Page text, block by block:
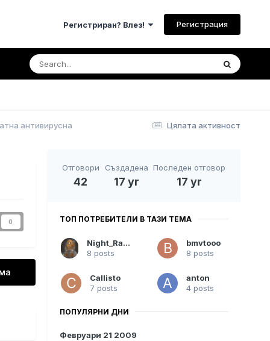
Регистриран? Влез! Регистрация
Цялата активност
антивирусна
0
Отговори
42
Създадена
17 yr
Последен отговор
17 yr
ТОП ПОТРЕБИТЕЛИ В ТАЗИ ТЕМА
Night_Raven
8 posts
bmvtooo
8 posts
Callisto
7 posts
anton
4 posts
ПОПУЛЯРНИ ДНИ
Февруари 21 2009